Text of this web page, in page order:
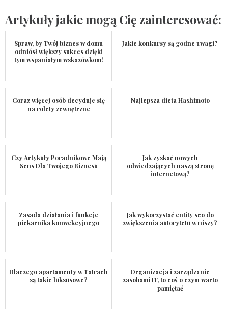
Artykuły jakie mogą Cię zainteresować:
Spraw, by Twój biznes w domu
odniósł większy sukces dzięki
tym wspaniałym wskazówkom!
Jakie konkursy są godne uwagi?
Coraz więcej osób decyduje się
na rolety zewnętrzne
Najlepsza dieta Hashimoto
Czy Artykuły Poradnikowe Mają
Sens Dla Twojego Biznesu
Jak zyskać nowych
odwiedzających naszą stronę
internetową?
Zasada działania i funkcje
piekarnika konwekcyjnego
Jak wykorzystać entity seo do
zwiększenia autorytetu w niszy?
Dlaczego apartamenty w Tatrach
są takie luksusowe?
Organizacja i zarządzanie
zasobami IT, to coś o czym warto
pamiętać